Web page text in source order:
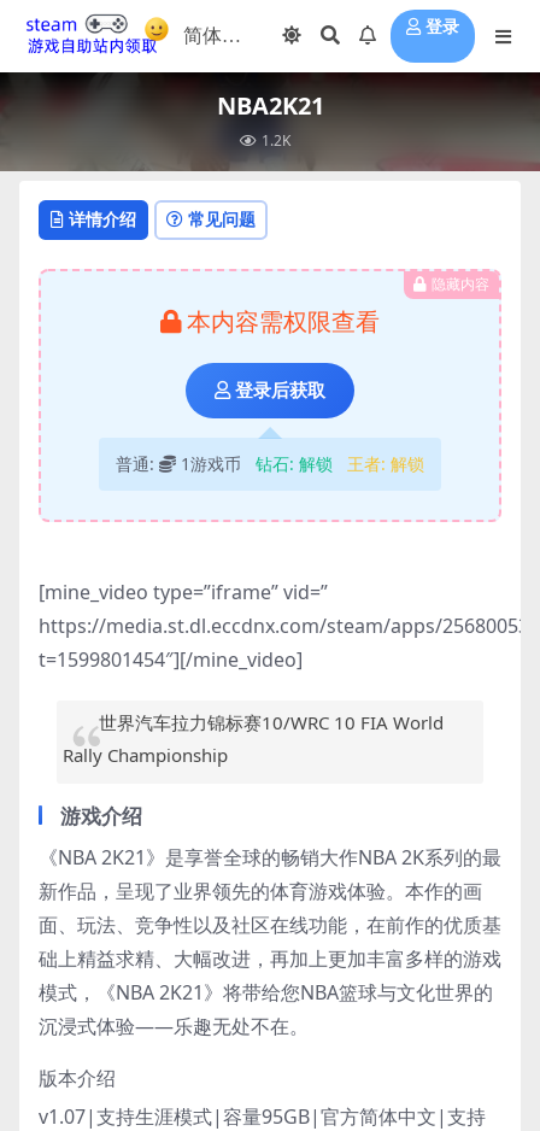
登录
NBA2K21
1.2K
详情介绍 常见问题
隐藏内容
本内容需权限查看
登录后获取
普通: 1游戏币 钻石: 解锁 王者: 解锁
[mine_video type=”iframe” vid=”
https://media.st.dl.eccdnx.com/steam/apps/
t=1599801454″][/mine_video]
世界汽车拉力锦标赛10/WRC 10 FIA World
Rally Championship
游戏介绍
《NBA 2K21》是享誉全球的畅销大作NBA 2K系列的最
新作品，呈现了业界领先的体育游戏体验。本作的画
面、玩法、竞争性以及社区在线功能，在前作的优质基
础上精益求精、大幅改进，再加上更加丰富多样的游戏
模式，《NBA 2K21》将带给您NBA篮球与文化世界的
沉浸式体验——乐趣无处不在。
版本介绍
v1.07|支持生涯模式|容量95GB|官方简体中文|支持